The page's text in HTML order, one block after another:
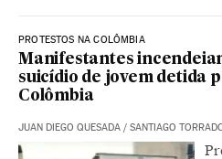
PROTESTOS NA COLÔMBIA
Manifestantes
suicídio de jovem detida
Colômbia
JUAN DIEGO QUESADA / SANTIAGO